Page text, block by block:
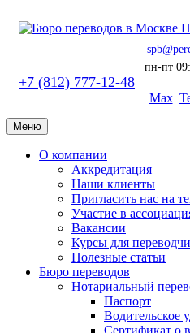
пн-пт
+7 (812) 777-12-48
Max
Меню
О компании
Аккредитация
Наши клиенты
Пригласить нас на
Участие в
Вакансии
Курсы для
Полезные статьи
Бюро переводов
Нотариальный
Паспорт
Водительское
Сертификат о